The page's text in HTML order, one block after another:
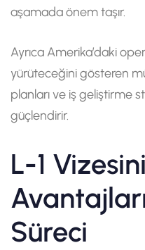
aşamada önem taşır.
Ayrıca Amerika’daki
yürüteceğini gösteren
planları ve iş geliştirme
güçlendirir.
L-1
Süreci